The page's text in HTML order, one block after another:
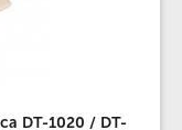
DT-1020 / DT-